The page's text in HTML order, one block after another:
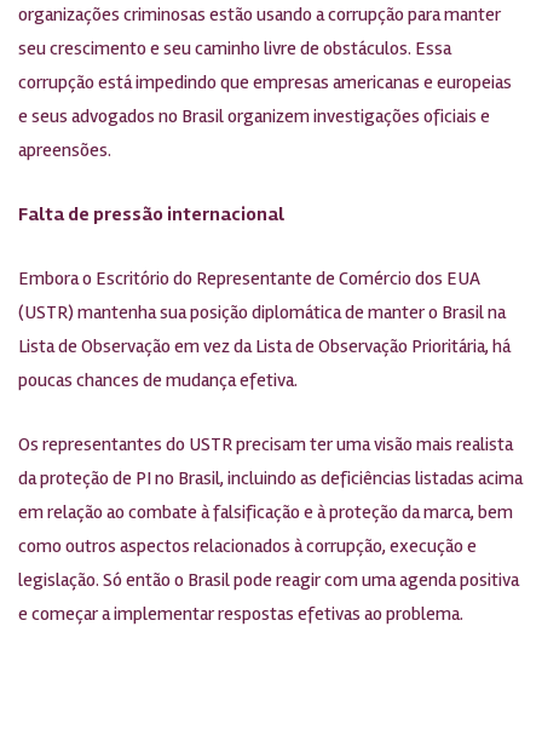
organizações criminosas estão usando a corrupção para manter
seu crescimento e seu caminho livre de obstáculos. Essa
corrupção está impedindo que empresas americanas e europeias
e seus advogados no Brasil organizem investigações oficiais e
apreensões.
Falta de pressão internacional
Embora o Escritório do Representante de Comércio dos EUA
(USTR) mantenha sua posição diplomática de manter o Brasil na
Lista de Observação em vez da Lista de Observação Prioritária, há
poucas chances de mudança efetiva.
Os representantes do USTR precisam ter uma visão mais realista
da proteção de PI no Brasil, incluindo as deficiências listadas acima
em relação ao combate à falsificação e à proteção da marca, bem
como outros aspectos relacionados à corrupção, execução e
legislação. Só então o Brasil pode reagir com uma agenda positiva
e começar a implementar respostas efetivas ao problema.